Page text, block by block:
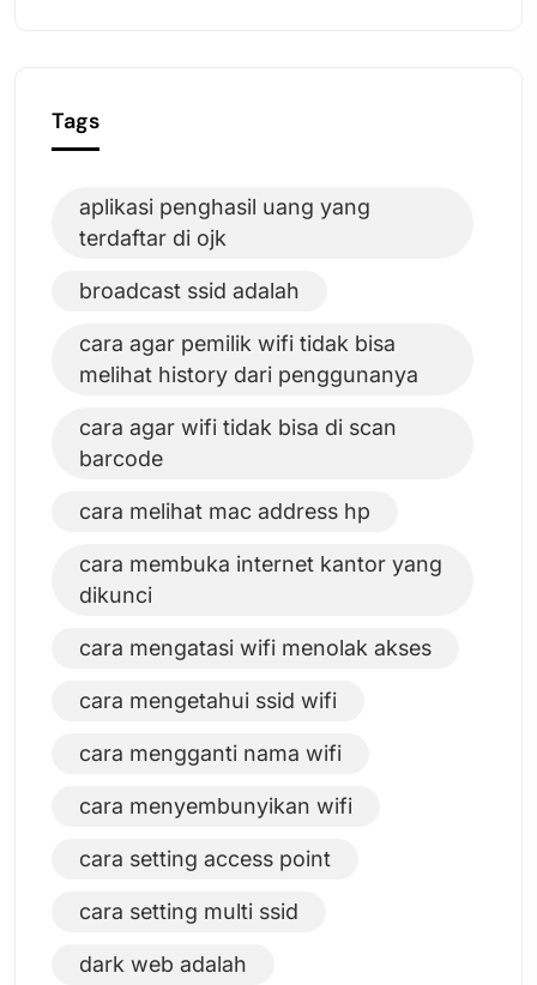
Tags
aplikasi penghasil uang yang
terdaftar di ojk
broadcast ssid adalah
cara agar pemilik wifi tidak bisa
melihat history dari penggunanya
cara agar wifi tidak bisa di scan
barcode
cara melihat mac address hp
cara membuka internet kantor yang
dikunci
cara mengatasi wifi menolak akses
cara mengetahui ssid wifi
cara mengganti nama wifi
cara menyembunyikan wifi
cara setting access point
cara setting multi ssid
dark web adalah